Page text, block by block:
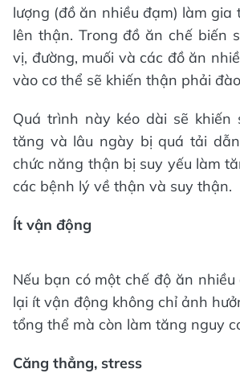
lượng (đồ ăn nhiều đạm) làm
lên thận. Trong đồ ăn chế biến
vị, đường, muối và các đồ ăn
vào cơ thể sẽ khiến thận phải
Quá trình này kéo dài sẽ khiến
tăng và lâu ngày bị quá tải
chức năng thận bị suy yếu làm
các bệnh lý về thận và suy thận.
Ít vận động
Nếu bạn có một chế độ ăn
lại ít vận động không chỉ ảnh
tổng thể mà còn làm tăng nguy
Căng thẳng, stress